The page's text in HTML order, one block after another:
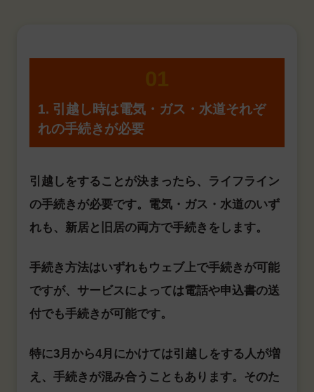
1. 引越し時は電気・ガス・水道それぞ
れの手続きが必要
引越しをすることが決まったら、ライフライン
の手続きが必要です。電気・ガス・水道のいず
れも、新居と旧居の両方で手続きをします。
手続き方法はいずれもウェブ上で手続きが可能
ですが、サービスによっては電話や申込書の送
付でも手続きが可能です。
特に3月から4月にかけては引越しをする人が増
え、手続きが混み合うこともあります。そのた